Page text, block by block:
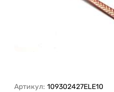
Артикул: 109302427ELE10